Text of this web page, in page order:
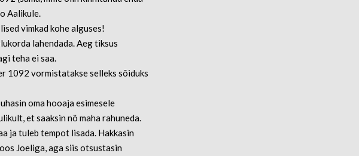
Aalikule.
vimkad kohe alguses!
lahendada. Aeg tiksus
teha ei saa.
1092 vormistatakse selleks sõiduks
oma hooaja esimesele
et saaksin nö maha rahuneda.
ja tuleb tempot lisada. Hakkasin
Joeliga, aga siis otsustasin